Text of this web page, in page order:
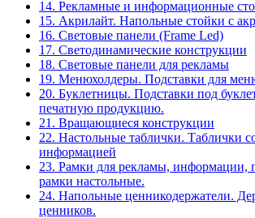
14. Рекламные и информационные
15. Акрилайт. Напольные стойки с
16. Световые панели (Frame Led)
17. Светодинамические конструкции
18. Световые панели для рекламы
19. Менюхолдеры. Подставки для
20. Буклетницы. Подставки под
печатную продукцию.
21. Вращающиеся конструкции
22. Настольные таблички. Таблички
информацией
23. Рамки для рекламы, информации,
рамки настольные.
24. Напольные ценникодержатели.
ценников.